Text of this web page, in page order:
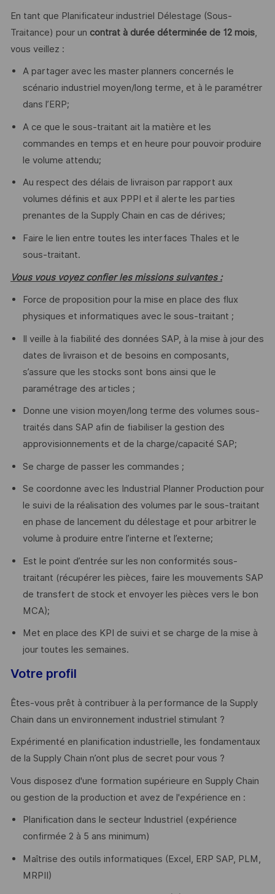
En tant que Planificateur industriel Délestage (Sous-
Traitance) pour un contrat à durée déterminée de 12 mois,
vous veillez :
A partager avec les master planners concernés le
scénario industriel moyen/long terme, et à le paramétrer
dans l’ERP;
A ce que le sous-traitant ait la matière et les
commandes en temps et en heure pour pouvoir produire
le volume attendu;
Au respect des délais de livraison par rapport aux
volumes définis et aux PPPI et il alerte les parties
prenantes de la Supply Chain en cas de dérives;
Faire le lien entre toutes les interfaces Thales et le
sous-traitant.
Vous vous voyez confier les missions suivantes :
Force de proposition pour la mise en place des flux
physiques et informatiques avec le sous-traitant ;
Il veille à la fiabilité des données SAP, à la mise à jour des
dates de livraison et de besoins en composants,
s’assure que les stocks sont bons ainsi que le
paramétrage des articles ;
Donne une vision moyen/long terme des volumes sous-
traités dans SAP afin de fiabiliser la gestion des
approvisionnements et de la charge/capacité SAP;
Se charge de passer les commandes ;
Se coordonne avec les Industrial Planner Production pour
le suivi de la réalisation des volumes par le sous-traitant
en phase de lancement du délestage et pour arbitrer le
volume à produire entre l’interne et l’externe;
Est le point d’entrée sur les non conformités sous-
traitant (récupérer les pièces, faire les mouvements SAP
de transfert de stock et envoyer les pièces vers le bon
MCA);
Met en place des KPI de suivi et se charge de la mise à
jour toutes les semaines.
Votre profil
Êtes-vous prêt à contribuer à la performance de la Supply
Chain dans un environnement industriel stimulant ?
Expérimenté en planification industrielle, les fondamentaux
de la Supply Chain n’ont plus de secret pour vous ?
Vous disposez d'une formation supérieure en Supply Chain
ou gestion de la production et avez de l'expérience en :
Planification dans le secteur Industriel (expérience
confirmée 2 à 5 ans minimum)
Maîtrise des outils informatiques (Excel, ERP SAP, PLM,
MRPII)